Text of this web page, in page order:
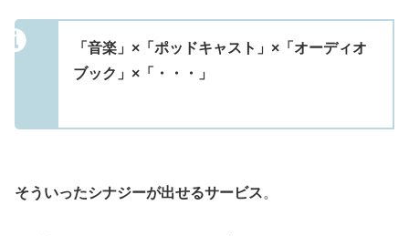
「音楽」×「ポッドキャスト」×「オーディオ
ブック」×「・・・」
そういったシナジーが出せるサービス。